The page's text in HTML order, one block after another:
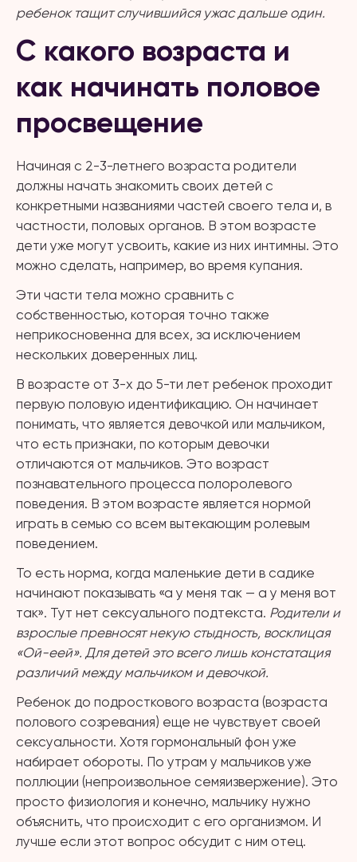
ребенок тащит случившийся ужас дальше один.
С какого возраста и
как начинать половое
просвещение
Начиная с 2-3-летнего возраста родители
должны начать знакомить своих детей с
конкретными названиями частей своего тела и, в
частности, половых органов. В этом возрасте
дети уже могут усвоить, какие из них интимны. Это
можно сделать, например, во время купания.
Эти части тела можно сравнить с
собственностью, которая точно также
неприкосновенна для всех, за исключением
нескольких доверенных лиц.
В возрасте от 3-х до 5-ти лет ребенок проходит
первую половую идентификацию. Он начинает
понимать, что является девочкой или мальчиком,
что есть признаки, по которым девочки
отличаются от мальчиков. Это возраст
познавательного процесса полоролевого
поведения. В этом возрасте является нормой
играть в семью со всем вытекающим ролевым
поведением.
То есть норма, когда маленькие дети в садике
начинают показывать «а у меня так — а у меня вот
так». Тут нет сексуального подтекста. Родители и
взрослые превносят некую стыдность, восклицая
«Ой-еей». Для детей это всего лишь констатация
различий между мальчиком и девочкой.
Ребенок до подросткового возраста (возраста
полового созревания) еще не чувствует своей
сексуальности. Хотя гормональный фон уже
набирает обороты. По утрам у мальчиков уже
поллюции (непроизвольное семяизвержение). Это
просто физиология и конечно, мальчику нужно
объяснить, что происходит с его организмом. И
лучше если этот вопрос обсудит с ним отец.